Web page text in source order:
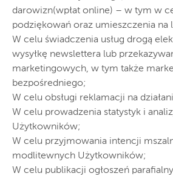
darowizn(wpłat online) – w tym w
podziękowań oraz umieszczenia na
W celu świadczenia usług drogą
wysyłkę newslettera lub
marketingowych, w tym także
bezpośredniego;
W celu obsługi reklamacji na
W celu prowadzenia statystyk i
Użytkowników;
W celu przyjmowania intencji
modlitewnych Użytkowników;
W celu publikacji ogłoszeń